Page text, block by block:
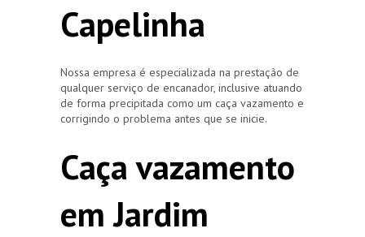
Capelinha
Nossa empresa é especializada na prestação de
qualquer serviço de encanador, inclusive atuando
de forma precipitada como um caça vazamento e
corrigindo o problema antes que se inicie.
Caça vazamento
em Jardim